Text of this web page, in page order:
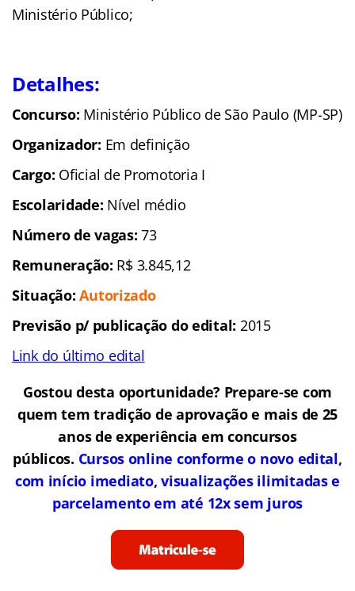
Ministério Público;
Detalhes:
Concurso: Ministério Público de São Paulo (MP-SP)
Organizador: Em definição
Cargo: Oficial de Promotoria I
Escolaridade: Nível médio
Número de vagas: 73
Remuneração: R$ 3.845,12
Situação:Autorizado
Previsão p/ publicação do edital: 2015
Link do último edital
Gostou desta oportunidade? Prepare-se com
quem tem tradição de aprovação e mais de 25
anos de experiência em concursos
públicos. Cursos online conforme o novo edital,
com início imediato, visualizações ilimitadas e
parcelamento em até 12x sem juros